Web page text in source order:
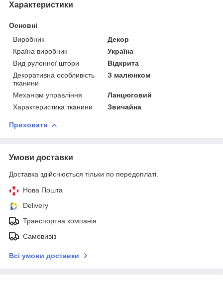
Характеристики
Основні
Виробник
Декор
Країна виробник
Україна
Вид рулонної штори
Відкрита
Декоративна особливість
тканини
З малюнком
Механізм управління
Ланцюговий
Характеристика тканини
Звичайна
Приховати
Умови доставки
Доставка здійснюється тільки по передоплаті.
Нова Пошта
Delivery
Транспортна компанія
Самовивіз
Всі умови доставки